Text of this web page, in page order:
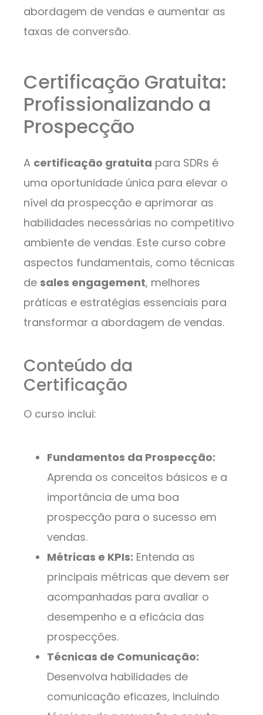
abordagem de vendas e aumentar as
taxas de conversão.
Certificação Gratuita:
Profissionalizando a
Prospecção
A certificação gratuita para SDRs é
uma oportunidade única para elevar o
nível da prospecção e aprimorar as
habilidades necessárias no competitivo
ambiente de vendas. Este curso cobre
aspectos fundamentais, como técnicas
de sales engagement, melhores
práticas e estratégias essenciais para
transformar a abordagem de vendas.
Conteúdo da
Certificação
O curso inclui:
Fundamentos da Prospecção:
Aprenda os conceitos básicos e a
importância de uma boa
prospecção para o sucesso em
vendas.
Métricas e KPIs: Entenda as
principais métricas que devem ser
acompanhadas para avaliar o
desempenho e a eficácia das
prospecções.
Técnicas de Comunicação:
Desenvolva habilidades de
comunicação eficazes, incluindo